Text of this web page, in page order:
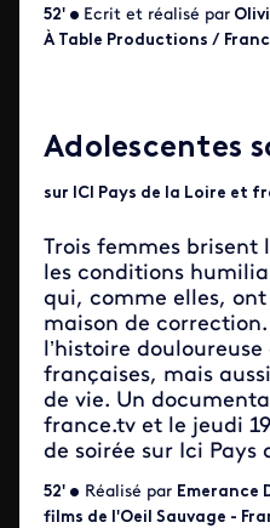
52' • Ecrit et réalisé par
À Table Productions /
Adolescentes
sur ICI Pays de la Loire et
Trois femmes brisent
les conditions
qui, comme elles,
maison de
l’histoire
françaises, mais
de vie. Un
france.tv et le jeudi
de soirée sur Ici Pays
52' • Réalisé par Emerance
films de l'Oeil Sauvage -